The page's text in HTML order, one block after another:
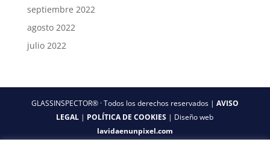
septiembre 2022
agosto 2022
julio 2022
GLASSINSPECTOR® · Todos los derechos reservados | AVISO
LEGAL | POLÍTICA DE COOKIES | Diseño web
lavidaenunpixel.com